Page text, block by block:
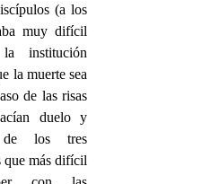
(a los
muy difícil
institución
la muerte sea
de las risas
duelo y
de los tres
que más difícil